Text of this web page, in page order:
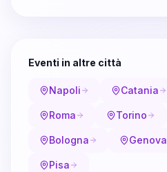
Eventi in altre città
Napoli Catania
Roma Torino
Bologna Genova
Pisa